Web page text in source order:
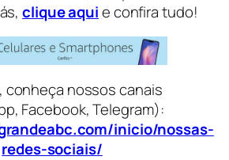
clique aquie confira tudo!
conheça nossos canais
Facebook, Telegram):
inicio/nossas-
redes-sociais/